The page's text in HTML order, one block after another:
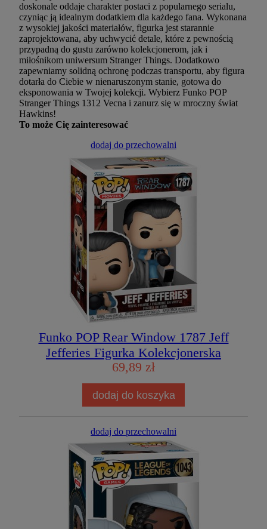
doskonale oddaje charakter postaci z popularnego serialu,
czyniąc ją idealnym dodatkiem dla każdego fana. Wykonana
z wysokiej jakości materiałów, figurka jest starannie
zaprojektowana, aby uchwycić detale, które z pewnością
przypadną do gustu zarówno kolekcjonerom, jak i
miłośnikom uniwersum Stranger Things. Dodatkowo
zapewniamy solidną ochronę podczas transportu, aby figura
dotarła do Ciebie w nienaruszonym stanie, gotowa do
eksponowania w Twojej kolekcji. Wybierz Funko POP
Stranger Things 1312 Vecna i zanurz się w mroczny świat
Hawkins!
To może Cię zainteresować
dodaj do przechowalni
Funko POP Rear Window 1787 Jeff
Jefferies Figurka Kolekcjonerska
69,89 zł
dodaj do koszyka
dodaj do przechowalni